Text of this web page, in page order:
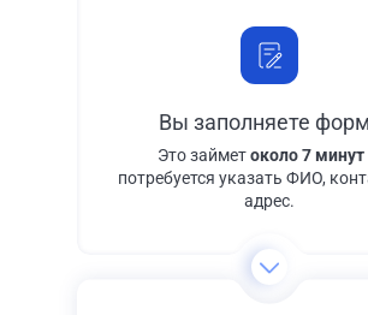
Вы заполняете
Это займетоколо 7 минут
потребуется указать ФИО,
адрес.